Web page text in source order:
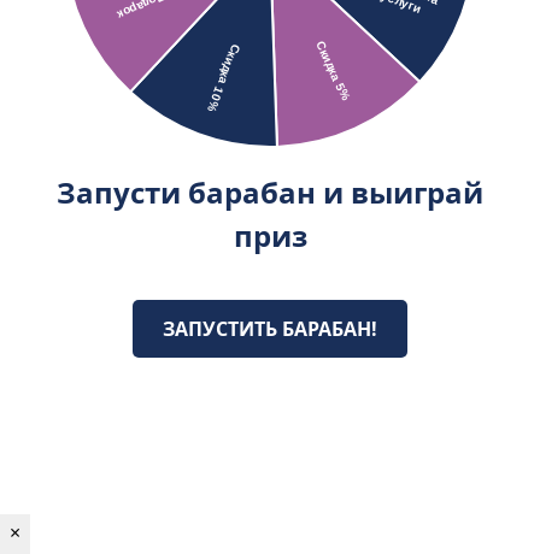
Запусти барабан и выиграй
приз
ЗАПУСТИТЬ БАРАБАН!
×